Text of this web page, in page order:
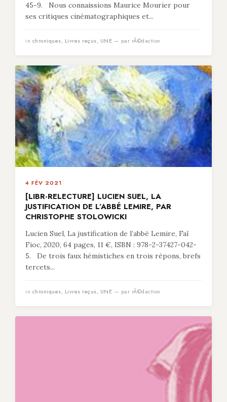
45-9. Nous connaissions Maurice Mourier pour
ses critiques cinématographiques et...
in chroniques, Livres reçus, UNE — par rÃ©daction
4 FÉV 2021
[LIBR-RELECTURE] LUCIEN SUEL, LA
JUSTIFICATION DE L’ABBÉ LEMIRE, PAR
CHRISTOPHE STOLOWICKI
Lucien Suel, La justification de l’abbé Lemire, Faï
Fioc, 2020, 64 pages, 11 €, ISBN : 978-2-37427-042-
5. De trois faux hémistiches en trois répons, brefs
tercets...
in chroniques, Livres reçus, UNE — par rÃ©daction